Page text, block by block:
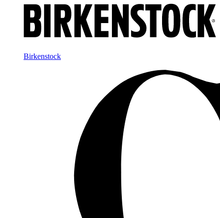
Birkenstock